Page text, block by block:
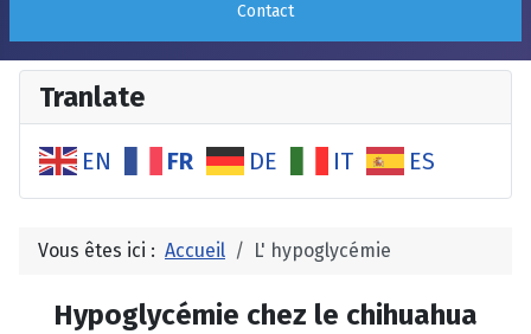
Contact
Tranlate
EN FR DE IT ES
Vous êtes ici : Accueil L' hypoglycémie
Hypoglycémie chez le chihuahua